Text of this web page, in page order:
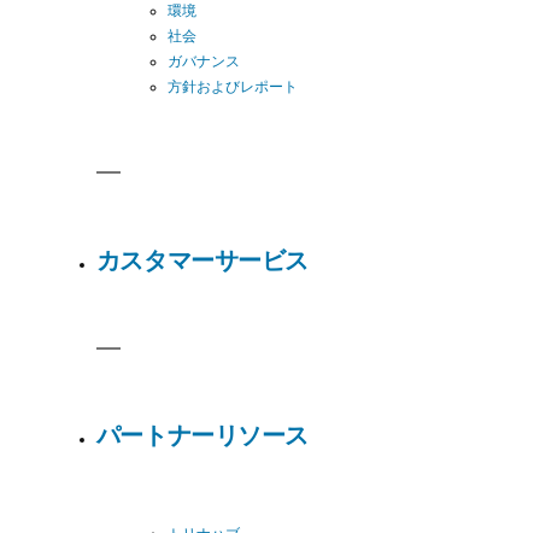
環境
社会
ガバナンス
方針およびレポート
カスタマーサービス
パートナーリソース